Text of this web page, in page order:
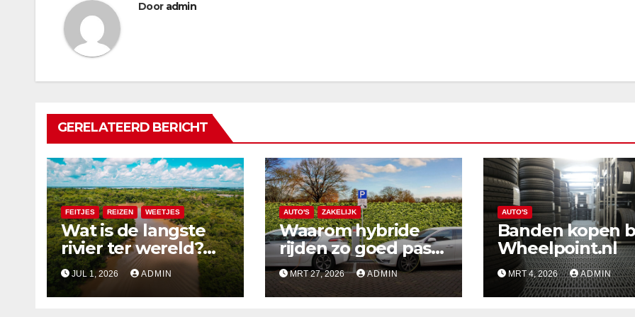
Door admin
GERELATEERD BERICHT
FEITJES REIZEN WEETJES
Wat is de langste
rivier ter wereld?
De top 5 langste
rivieren uitgelegd
JUL 1, 2026 ADMIN
AUTO'S ZAKELIJK
Waarom hybride
rijden zo goed past
bij het Nederlandse
zzp-bestaan
MRT 27, 2026 ADMIN
AUTO'S
Banden kopen
Wheelpoint.nl
MRT 4, 2026 ADMIN